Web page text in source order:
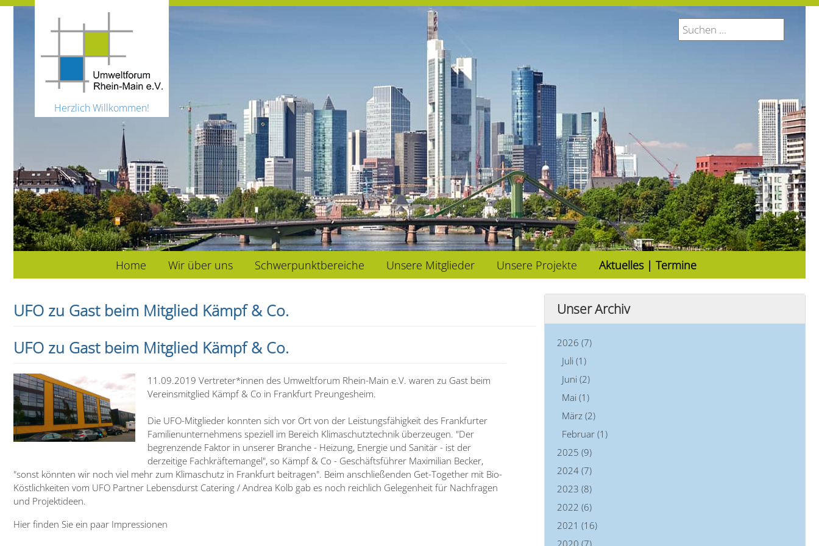
Herzlich Willkommen!
Home Wir über uns Schwerpunktbereiche Unsere Mitglieder Unsere Projekte Aktuelles | Termine
UFO zu Gast beim Mitglied Kämpf & Co.
UFO zu Gast beim Mitglied Kämpf & Co.
11.09.2019 Vertreter*innen des Umweltforum Rhein-Main e.V. waren zu Gast beim
Vereinsmitglied Kämpf & Co in Frankfurt Preungesheim.
Die UFO-Mitglieder konnten sich vor Ort von der Leistungsfähigkeit des Frankfurter
Familienunternehmens speziell im Bereich Klimaschutztechnik überzeugen. "Der
begrenzende Faktor in unserer Branche - Heizung, Energie und Sanitär - ist der
derzeitige Fachkräftemangel", so Kämpf & Co - Geschäftsführer Maximilian Becker,
"sonst könnten wir noch viel mehr zum Klimaschutz in Frankfurt beitragen". Beim anschließenden Get-Together mit Bio-
Köstlichkeiten vom UFO Partner Lebensdurst Catering / Andrea Kolb gab es noch reichlich Gelegenheit für Nachfragen
und Projektideen.
Hier finden Sie ein paar Impressionen
Unser Archiv
2026 (7)
Juli (1)
Juni (2)
Mai (1)
März (2)
Februar (1)
2025 (9)
2024 (7)
2023 (8)
2022 (6)
2021 (16)
2020 (7)